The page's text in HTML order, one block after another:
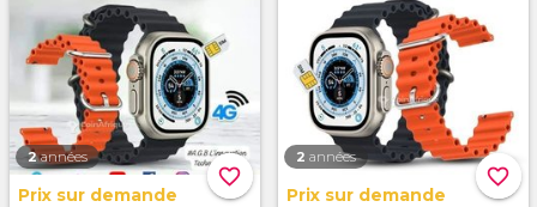
favorite_border
2 années
Prix sur demande
favorite_border
2 années
Prix sur demande